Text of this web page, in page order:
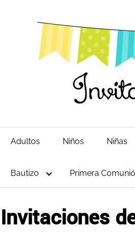
Adultos Niños Niñas
Bautizo Primera
Invitaciones